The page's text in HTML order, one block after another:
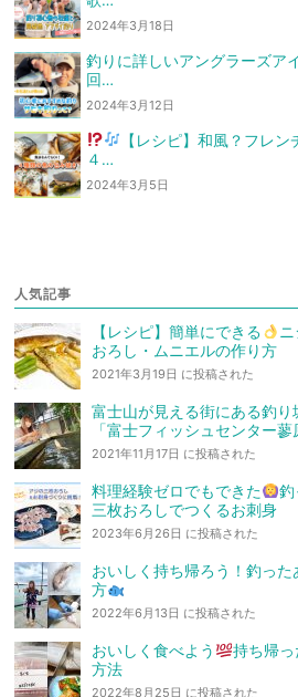
2024年3月18日
釣りに詳しいアングラーズア
回…
2024年3月12日
【レシピ】和風？フレン
４…
2024年3月5日
人気記事
【レシピ】簡単にできる
おろし・ムニエルの作り方
2021年3月19日 に投稿された
富士山が見える街にある釣り
「富士フィッシュセンター蓼
2021年11月17日 に投稿された
料理経験ゼロでもできた
釣
三枚おろしでつくるお刺身
2023年6月26日 に投稿された
おいしく持ち帰ろう！釣っ
方
2022年6月13日 に投稿された
おいしく食べよう
持ち帰
方法
2022年8月25日 に投稿された